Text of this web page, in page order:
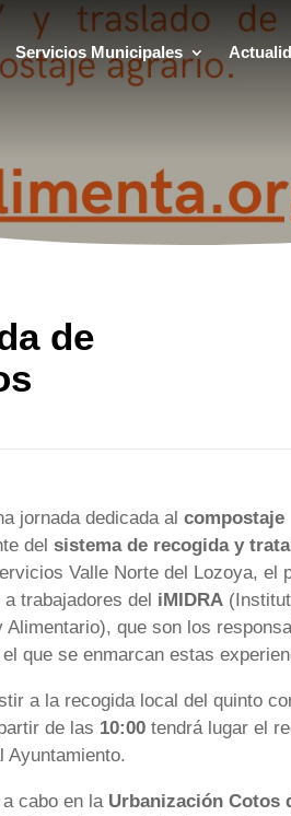
Servicios Municipales
de
jornada dedicada al compostaje
del sistema de recogida y
Valle Norte del Lozoya, el
trabajadores del iMIDRA
que son los
que se enmarcan estas
a la recogida local del quinto
de las 10:00tendrá lugar el
Ayuntamiento.
cabo en la Urbanización Cotos